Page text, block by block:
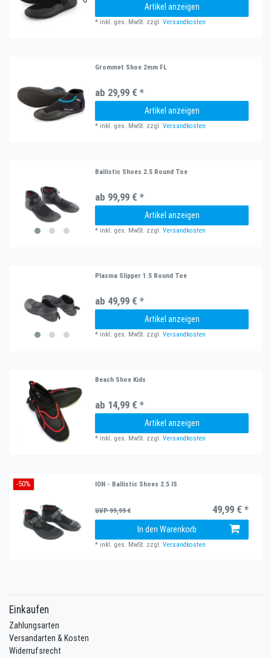
Artikel anzeigen
* inkl. ges. MwSt. zzgl.Versandkosten
Grommet Shoe 2mm FL
ab 29,99 € *
Artikel anzeigen
* inkl. ges. MwSt. zzgl.Versandkosten
Ballistic Shoes 2.5 Round Toe
ab 99,99 € *
Artikel anzeigen
* inkl. ges. MwSt. zzgl.Versandkosten
Plasma Slipper 1.5 Round Toe
ab 49,99 € *
Artikel anzeigen
* inkl. ges. MwSt. zzgl.Versandkosten
Beach Shoe Kids
ab 14,99 € *
Artikel anzeigen
* inkl. ges. MwSt. zzgl.Versandkosten
-50% ION - Ballistic Shoes 2.5 IS
UVP 99,99 € 49,99 € *
In den Warenkorb
* inkl. ges. MwSt. zzgl.Versandkosten
Einkaufen
Zahlungsarten
Versandarten & Kosten
Widerrufsrecht